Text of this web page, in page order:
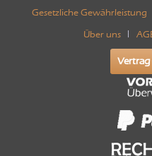
Gesetzliche Gewährleistung
Über uns